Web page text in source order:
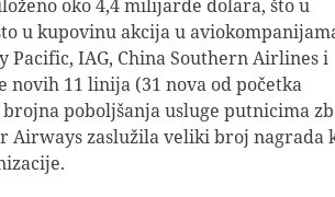
oko 4,4 milijarde dolara, što u
u kupovinu akcija u
Pacific, IAG, China Southern Airlines i
novih 11 linija (31 nova od početka
poboljšanja usluge putnicima
Airways zaslužila veliki broj nagrada